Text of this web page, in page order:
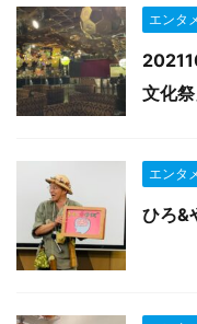
エンタ
文化
エンタ
ひろ&